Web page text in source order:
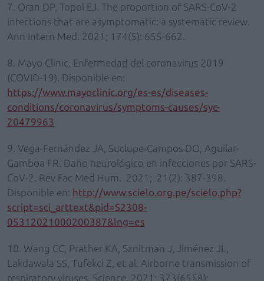
7. Oran DP, Topol EJ. The proportion of SARS-CoV-2
infections that are asymptomatic: a systematic review.
Ann Intern Med. 2021; 174(5): 655-662.
8. Mayo Clinic. Enfermedad del coronavirus 2019
(COVID-19). Disponible en:
https://www.mayoclinic.org/es-es/diseases-
conditions/coronavirus/symptoms-causes/syc-
20479963
9. Vega-Fernández JA, Suclupe-Campos DO, Aguilar-
Gamboa FR. Daño neurológico en infecciones por SARS-
CoV-2. Rev Fac Med Hum. 2021; 21(2): 387-398.
Disponible en: http://www.scielo.org.pe/scielo.php?
script=sci_arttext&pid=S2308-
05312021000200387&lng=es
10. Wang CC, Prather KA, Sznitman J, Jiménez JL,
Lakdawala SS, Tufekci Z, et al. Airborne transmission of
respiratory viruses. Science. 2021; 373(6558):